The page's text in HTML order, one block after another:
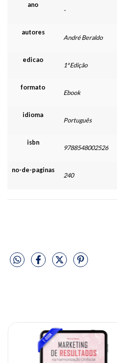
ano
-
autores
André Beraldo
edicao
1ª Edição
formato
Ebook
idioma
Português
isbn
9788548002526
no-de-paginas
240